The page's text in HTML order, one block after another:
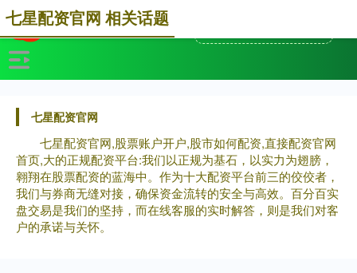
七星配资官网
七星配资官网,股票账户开户,股市如何配资,直接配资官网
首页,大的正规配资平台:我们以正规为基石，以实力为翅膀，
翱翔在股票配资的蓝海中。作为十大配资平台前三的佼佼者，
我们与券商无缝对接，确保资金流转的安全与高效。百分百实
盘交易是我们的坚持，而在线客服的实时解答，则是我们对客
户的承诺与关怀。
七星配资官网 相关话题